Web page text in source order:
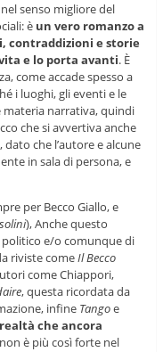
senso migliore del
è un vero romanzo a
contraddizioni e storie
e lo porta avanti. È
come accade spesso a
i luoghi, gli eventi e le
materia narrativa, quindi
che si avvertiva anche
che l’autore e alcune
in sala di persona, e
per Becco Giallo, e
), Anche questo
e/o comunque di
riviste comeIl Becco
come Chiappori,
, questa ricordata da
infine Tangoe
che ancora
è più così forte nel